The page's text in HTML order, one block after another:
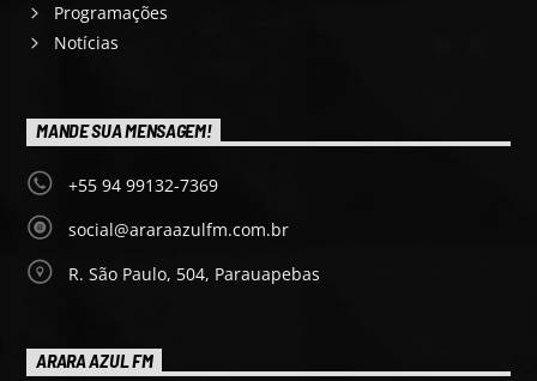
Programações
Notícias
MANDE SUA MENSAGEM!
+55 94 99132-7369
social@araraazulfm.com.br
R. São Paulo, 504, Parauapebas
ARARA AZUL FM